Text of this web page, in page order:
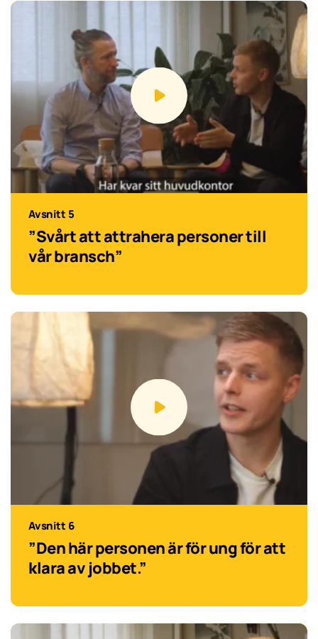
Avsnitt 5
”Svårt att attrahera personer till
vår bransch”
Avsnitt 6
”Den här personen är för ung för att
klara av jobbet.”